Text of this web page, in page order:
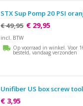
STX Sup Pomp 20 PSI
€ 49,95 € 29,95
incl. BTW
Op voorraad in winkel. Voor
besteld, vandaag verzonden
Unifiber US box screw
€ 3,95